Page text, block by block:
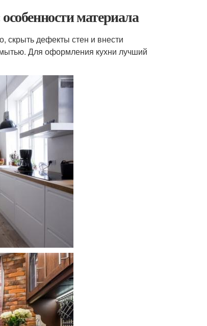
материала
скрыть дефекты стен и внести
мытью. Для оформления кухни лучший